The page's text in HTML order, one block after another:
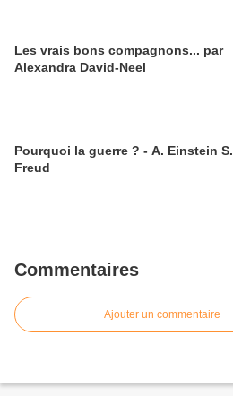
Les vrais bons compagnons... par
Alexandra David-Neel
Pourquoi la guerre ? - A. Einstein S.
Freud
Commentaires
Ajouter un commentaire